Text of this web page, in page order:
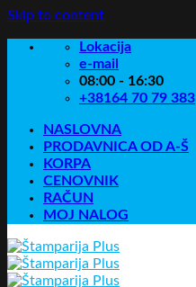
Skip to content
Lokacija
e-mail
08:00 - 16:30
+38164 70 79 383
NASLOVNA
PRODAVNICA OD A-Š
KORPA
CENOVNIK
RAČUN
MOJ NALOG